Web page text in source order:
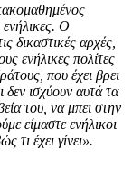
Ο
δικαστικές αρχές,
ενήλικες πολίτες
που έχει βρει
δεν ισχύουν αυτά τα
του, να μπει στην
είμαστε ενήλικοι
τι έχει γίνει».